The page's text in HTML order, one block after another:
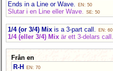
Ends in a Line or Wave. EN: 50
Slutar i en Line eller Wave. SE: 50
1/4 (or 3/4) Mix is a 3-part call. EN: 60
1/4 (eller 3/4) Mix är ett 3-delars call.
Från en
R-H
EN: 70